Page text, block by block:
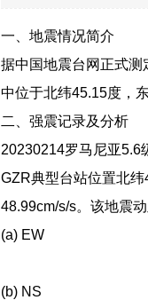
一、地震情况简介
据中国地震台网正式
中位于北纬45.15度，
二、强震记录及分析
20230214罗马尼亚5.6
GZR典型台站位置北
48.99cm/s/s。该地震
(a) EW
(b) NS